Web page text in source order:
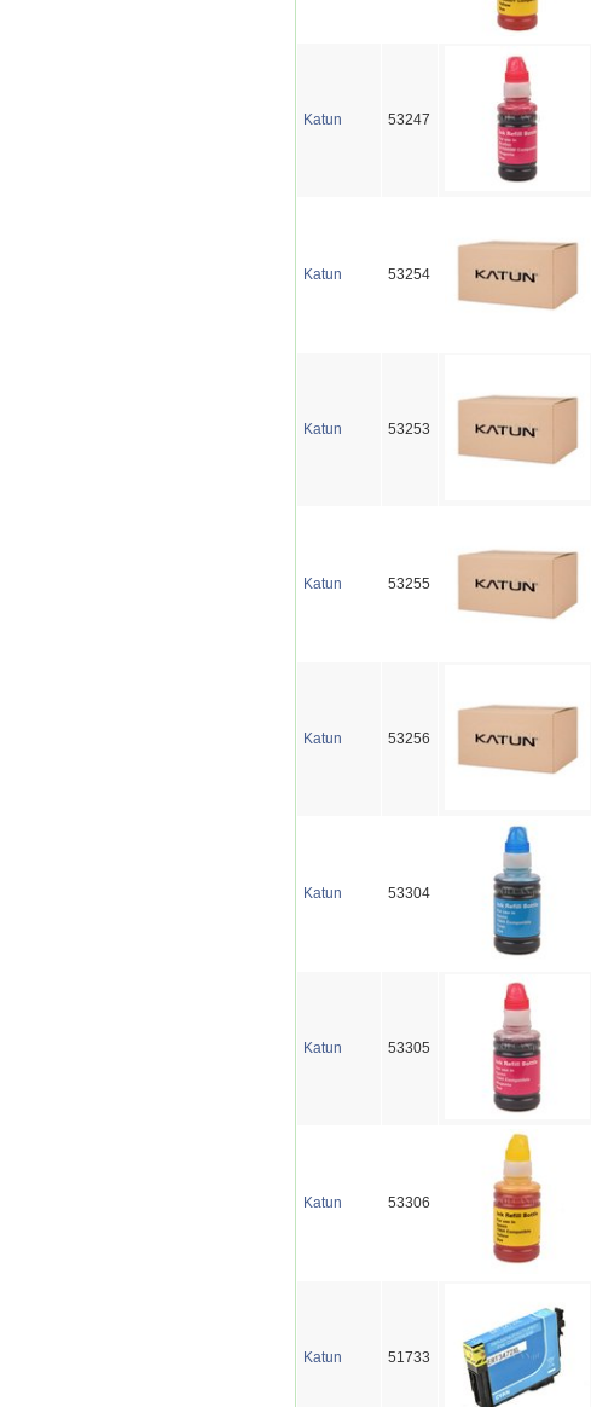
Katun 53247
Katun 53254
Katun 53253
Katun 53255
Katun 53256
Katun 53304
Katun 53305
Katun 53306
Katun 51733